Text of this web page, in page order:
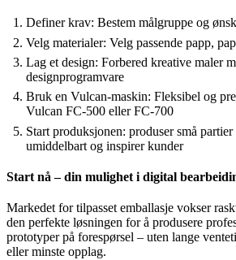
Definer krav: Bestem målgruppe og
Velg materialer: Velg passende papp,
Lag et design: Forbered kreative maler
designprogramvare
Bruk en Vulcan-maskin: Fleksibel og
Vulcan FC-500 eller FC-700
Start produksjonen: produser små
umiddelbart og inspirer kunder
Start nå – din mulighet i digital
Markedet for tilpasset emballasje vokser
den perfekte løsningen for å produsere
prototyper på forespørsel – uten lange
eller minste opplag.